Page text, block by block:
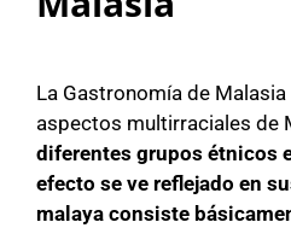
La Gastronomía de
aspectos multirraciales de
diferentes grupos étnicos
efecto se ve reflejado en
malaya consiste